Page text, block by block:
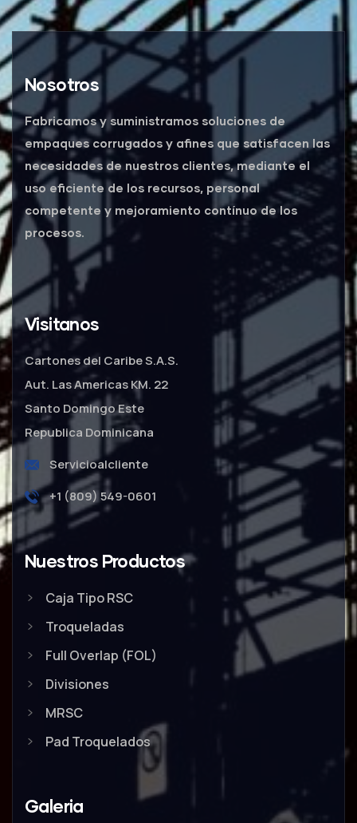
Nosotros
Fabricamos y suministramos soluciones de
empaques corrugados y afines que satisfacen las
necesidades de nuestros clientes, mediante el
uso eficiente de los recursos, personal
competente y mejoramiento contínuo de los
procesos.
Visitanos
Cartones del Caribe S.A.S.
Aut. Las Americas KM. 22
Santo Domingo Este
Republica Dominicana
Servicioalcliente
+1 (809) 549-0601
Nuestros Productos
Caja Tipo RSC
Troqueladas
Full Overlap (FOL)
Divisiones
MRSC
Pad Troquelados
Galeria